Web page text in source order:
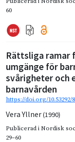
60
Rättsliga ramar
umgänge för
svårigheter och
barnavården
https://doi.org/10.53292/
Vera Yllner(1990)
Publicerad iNordisk
29–60